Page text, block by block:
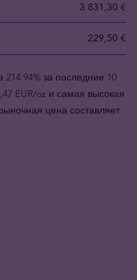
3 831,30 €
229,50 €
214.94% за последние 10
EUR/oz и самая высокая
цена составляет